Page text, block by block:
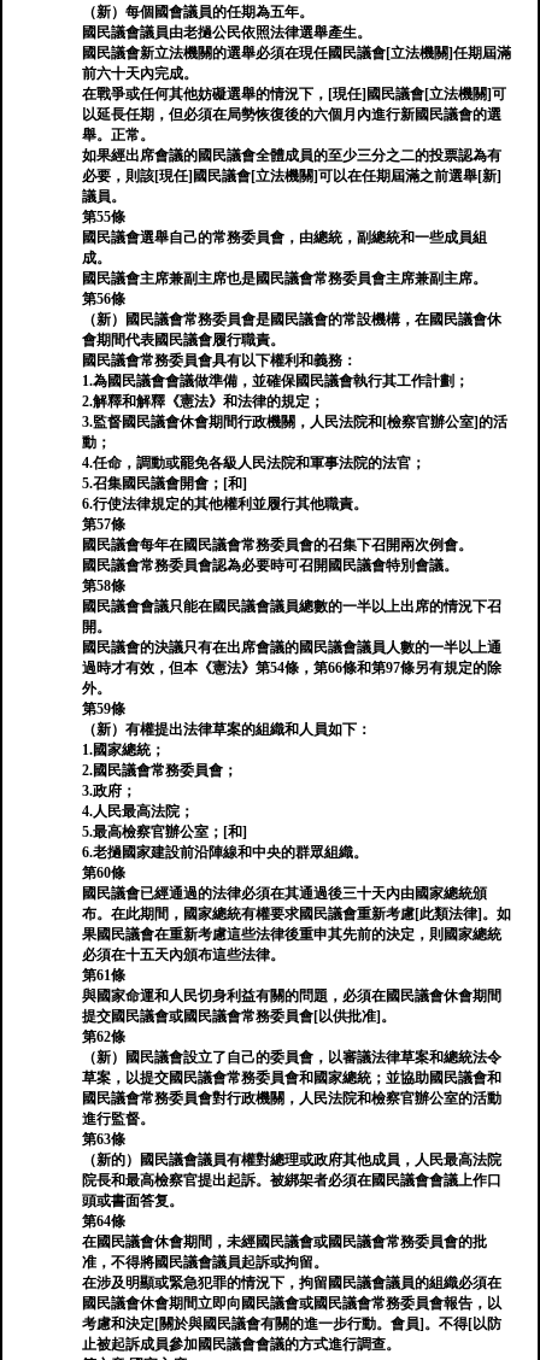
（新）每個國會議員的任期為五年。
國民議會議員由老撾公民依照法律選舉產生。
國民議會新立法機關的選舉必須在現任國民議會[立法機關]任期屆滿
前六十天內完成。
在戰爭或任何其他妨礙選舉的情況下，[現任]國民議會[立法機關]可
以延長任期，但必須在局勢恢復後的六個月內進行新國民議會的選
舉。正常。
如果經出席會議的國民議會全體成員的至少三分之二的投票認為有
必要，則該[現任]國民議會[立法機關]可以在任期屆滿之前選舉[新]
議員。
第55條
國民議會選舉自己的常務委員會，由總統，副總統和一些成員組
成。
國民議會主席兼副主席也是國民議會常務委員會主席兼副主席。
第56條
（新）國民議會常務委員會是國民議會的常設機構，在國民議會休
會期間代表國民議會履行職責。
國民議會常務委員會具有以下權利和義務：
1.為國民議會會議做準備，並確保國民議會執行其工作計劃；
2.解釋和解釋《憲法》和法律的規定；
3.監督國民議會休會期間行政機關，人民法院和[檢察官辦公室]的活
動；
4.任命，調動或罷免各級人民法院和軍事法院的法官；
5.召集國民議會開會；[和]
6.行使法律規定的其他權利並履行其他職責。
第57條
國民議會每年在國民議會常務委員會的召集下召開兩次例會。
國民議會常務委員會認為必要時可召開國民議會特別會議。
第58條
國民議會會議只能在國民議會議員總數的一半以上出席的情況下召
開。
國民議會的決議只有在出席會議的國民議會議員人數的一半以上通
過時才有效，但本《憲法》第54條，第66條和第97條另有規定的除
外。
第59條
（新）有權提出法律草案的組織和人員如下：
1.國家總統；
2.國民議會常務委員會；
3.政府；
4.人民最高法院；
5.最高檢察官辦公室；[和]
6.老撾國家建設前沿陣線和中央的群眾組織。
第60條
國民議會已經通過的法律必須在其通過後三十天內由國家總統頒
布。在此期間，國家總統有權要求國民議會重新考慮[此類法律]。如
果國民議會在重新考慮這些法律後重申其先前的決定，則國家總統
必須在十五天內頒布這些法律。
第61條
與國家命運和人民切身利益有關的問題，必須在國民議會休會期間
提交國民議會或國民議會常務委員會[以供批准]。
第62條
（新）國民議會設立了自己的委員會，以審議法律草案和總統法令
草案，以提交國民議會常務委員會和國家總統；並協助國民議會和
國民議會常務委員會對行政機關，人民法院和檢察官辦公室的活動
進行監督。
第63條
（新的）國民議會議員有權對總理或政府其他成員，人民最高法院
院長和最高檢察官提出起訴。被綁架者必須在國民議會會議上作口
頭或書面答复。
第64條
在國民議會休會期間，未經國民議會或國民議會常務委員會的批
准，不得將國民議會議員起訴或拘留。
在涉及明顯或緊急犯罪的情況下，拘留國民議會議員的組織必須在
國民議會休會期間立即向國民議會或國民議會常務委員會報告，以
考慮和決定[關於與國民議會有關的進一步行動。會員]。不得[以防
止被起訴成員參加國民議會會議的方式進行調查。